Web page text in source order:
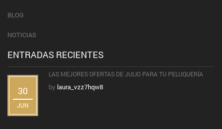
BLOG
NOTICIAS
ENTRADAS RECIENTES
30
JUN
LAS MEJORES OFERTAS DE JULIO PARA TU PELUQUERÍA
by laura_vzz7hqw8